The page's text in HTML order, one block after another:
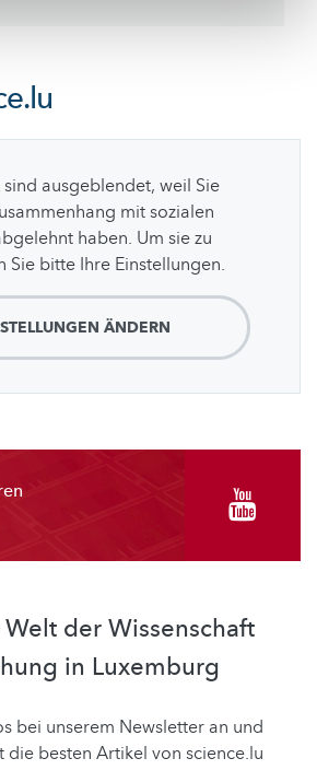
sind ausgeblendet, weil Sie
mit sozialen
haben. Um sie zu
Sie bitte Ihre Einstellungen.
ÄNDERN
der Wissenschaft
in Luxemburg
bei unserem Newsletter an und
besten Artikel von science.lu